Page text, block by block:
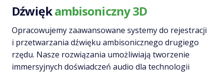
Dźwiękambisoniczny 3D
Opracowujemy zaawansowane systemy do rejestracji
i przetwarzania dźwięku ambisonicznego drugiego
rzędu. Nasze rozwiązania umożliwiają tworzenie
immersyjnych doświadczeń audio dla technologii